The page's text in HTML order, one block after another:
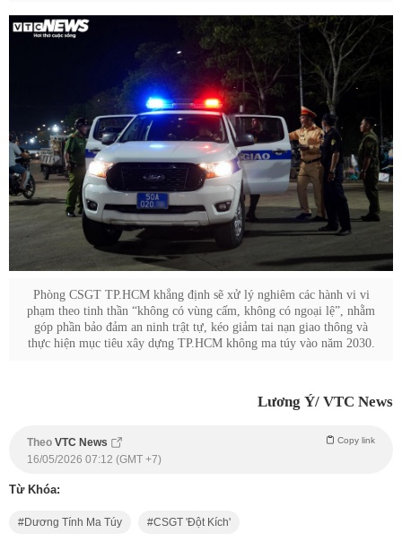
Phòng CSGT TP.HCM khẳng định sẽ xử lý nghiêm các hành vi vi
phạm theo tinh thần “không có vùng cấm, không có ngoại lệ”, nhằm
góp phần bảo đảm an ninh trật tự, kéo giảm tai nạn giao thông và
thực hiện mục tiêu xây dựng TP.HCM không ma túy vào năm 2030.
Lương Ý/ VTC News
Theo VTC News Copy link
16/05/2026 07:12 (GMT +7)
Từ Khóa:
Dương Tính Ma Túy CSGT 'đột Kích'